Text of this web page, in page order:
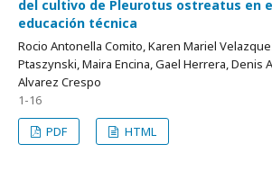
del cultivo de Pleurotus ostreatus en
educación técnica
Rocio Antonella Comito, Karen Mariel
Ptaszynski, Maira Encina, Gael Herrera, Denis
Alvarez Crespo
1-16
PDF
HTML